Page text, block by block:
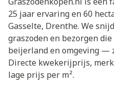
25 jaar ervaring en 60
Gasselte, Drenthe. We
graszoden en bezorgen
beijerland en omgeving —
Directe kwekerijprijs,
lage prijs per m².